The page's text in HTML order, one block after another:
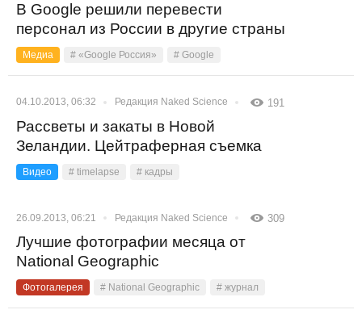
В Google решили перевести
персонал из России в другие страны
Медиа # «Google Россия» # Google
04.10.2013, 06:32 Редакция Naked Science 191
Рассветы и закаты в Новой
Зеландии. Цейтраферная съемка
Видео # timelapse # кадры
26.09.2013, 06:21 Редакция Naked Science 309
Лучшие фотографии месяца от
National Geographic
Фотогалерея # National Geographic # журнал